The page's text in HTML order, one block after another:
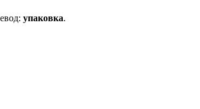
упаковка.